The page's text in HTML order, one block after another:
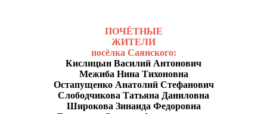
ПОЧЁТНЫЕ
ЖИТЕЛИ
посёлка Саянского:
Кислицын Василий Антонович
Межиба Нина Тихоновна
Остапущенко Анатолий Стефанович
Слободчикова Татьяна Даниловна
Широкова Зинаида Федоровна